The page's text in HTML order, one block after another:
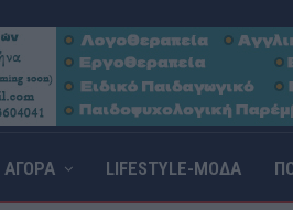
ΑΓΟΡΑ LIFESTYLE-ΜΟΔΑ